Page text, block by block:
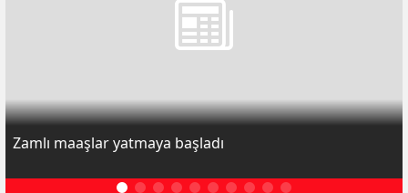
Zamlı maaşlar yatmaya başladı